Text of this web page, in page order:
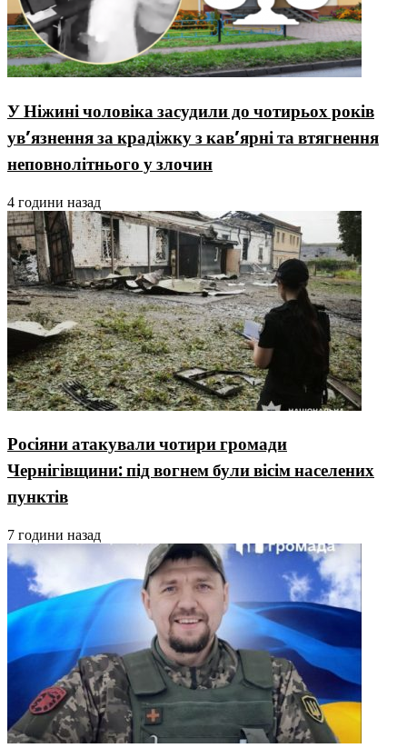
У Ніжині чоловіка засудили до чотирьох років
ув’язнення за крадіжку з кав’ярні та втягнення
неповнолітнього у злочин
4 години назад
Росіяни атакували чотири громади
Чернігівщини: під вогнем були вісім населених
пунктів
7 години назад